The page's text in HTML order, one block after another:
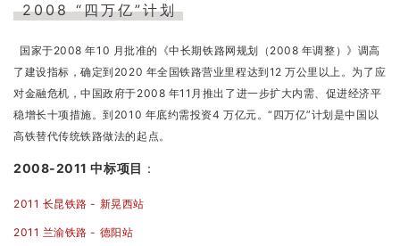
2008 “四万亿”计划
国家于2008 年10 月批准的《中长期铁路网规划（2008 年调整）》调高
了建设指标，确定到2020 年全国铁路营业里程达到12 万公里以上。为了应
对金融危机，中国政府于2008 年11月推出了进一步扩大内需、促进经济平
稳增长十项措施。到2010 年底约需投资4 万亿元。“四万亿”计划是中国以
高铁替代传统铁路做法的起点。
2008-2011 中标项目 ：
2011 长昆铁路 - 新晃西站
2011 兰渝铁路 - 德阳站